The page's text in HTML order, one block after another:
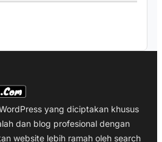
yang diciptakan khusus
dan blog profesional dengan
website lebih ramah oleh search